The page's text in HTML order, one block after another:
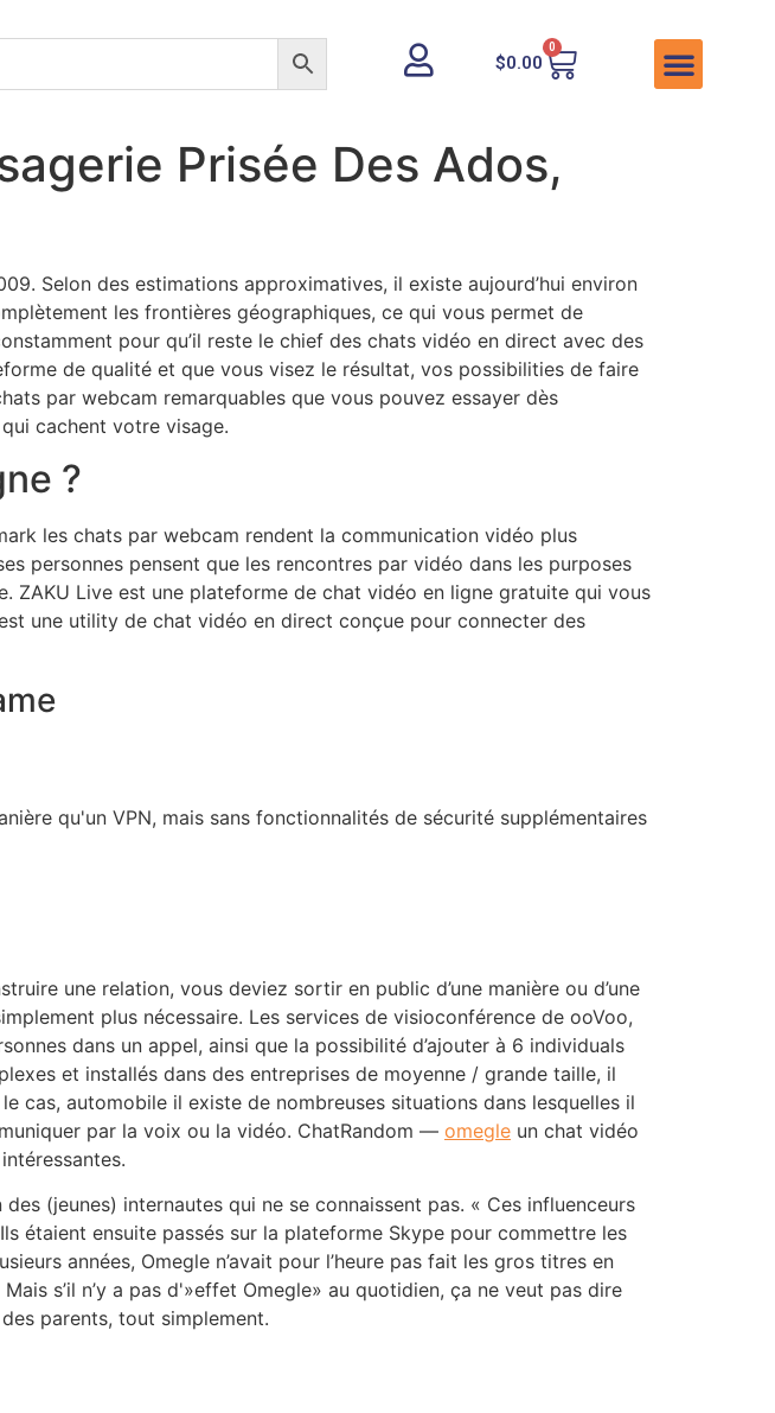
$0.00
0
Prisée Des Ados,
Selon des estimations approximatives, il existe aujourd’hui environ
les frontières géographiques, ce qui vous permet de
pour qu’il reste le chief des chats vidéo en direct avec des
de qualité et que vous visez le résultat, vos possibilities de faire
par webcam remarquables que vous pouvez essayer dès
cachent votre visage.
?
les chats par webcam rendent la communication vidéo plus
personnes pensent que les rencontres par vidéo dans les purposes
ZAKU Live est une plateforme de chat vidéo en ligne gratuite qui vous
une utility de chat vidéo en direct conçue pour connecter des
qu'un VPN, mais sans fonctionnalités de sécurité supplémentaires
une relation, vous deviez sortir en public d’une manière ou d’une
plus nécessaire. Les services de visioconférence de ooVoo,
dans un appel, ainsi que la possibilité d’ajouter à 6 individuals
et installés dans des entreprises de moyenne / grande taille, il
cas, automobile il existe de nombreuses situations dans lesquelles il
par la voix ou la vidéo. ChatRandom — omegle un chat vidéo
(jeunes) internautes qui ne se connaissent pas. « Ces influenceurs
étaient ensuite passés sur la plateforme Skype pour commettre les
années, Omegle n’avait pour l’heure pas fait les gros titres en
s’il n’y a pas d'»effet Omegle» au quotidien, ça ne veut pas dire
parents, tout simplement.